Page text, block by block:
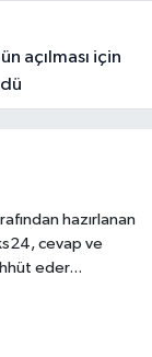
hazırlanan
cevap ve
eder...